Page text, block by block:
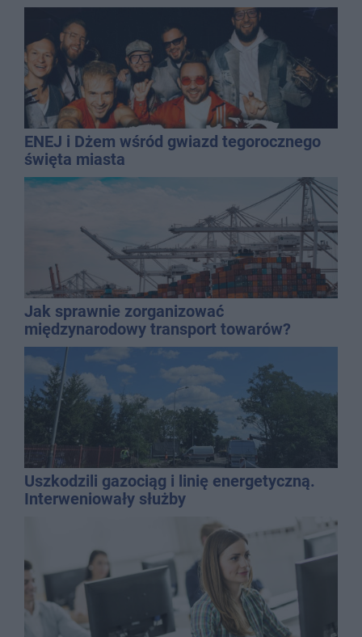
ENEJ i Dżem wśród gwiazd tegorocznego
święta miasta
Jak sprawnie zorganizować
międzynarodowy transport towarów?
Uszkodzili gazociąg i linię energetyczną.
Interweniowały służby